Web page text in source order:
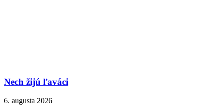
Nech žijú ľaváci
6. augusta 2026